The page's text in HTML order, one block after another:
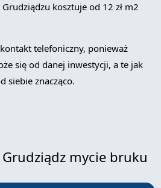
kosztuje od 12 zł m2
telefoniczny, ponieważ
się od danej inwestycji, a te jak
siebie znacząco.
mycie bruku